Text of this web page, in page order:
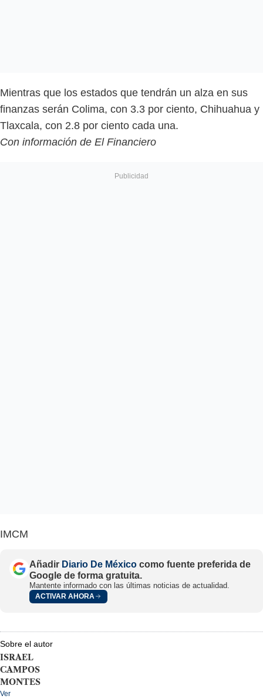
Mientras que los estados que tendrán un alza en sus
finanzas serán Colima, con 3.3 por ciento, Chihuahua y
Tlaxcala, con 2.8 por ciento cada una.
Con información de El Financiero
IMCM
Añadir Diario De México como fuente preferida de
Google de forma gratuita.
Mantente informado con las últimas noticias de actualidad.
ACTIVAR AHORA
Sobre el autor
ISRAEL
CAMPOS
MONTES
Ver